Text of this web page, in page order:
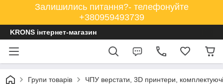
Залишились питання?- телефонуйте
+380959493739
KRONS інтернет-магазин
Групи товарів ЧПУ верстати, 3D принтери, комплектуючі